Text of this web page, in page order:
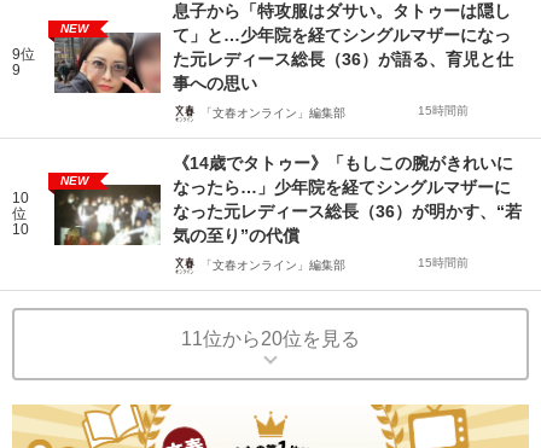
9位
9
NEW
息子から「特攻服はダサい。タトゥーは隠し
て」と…少年院を経てシングルマザーになっ
た元レディース総長（36）が語る、育児と仕
事への思い
「文春オンライン」編集部 15時間前
10
位
10
NEW
《14歳でタトゥー》「もしこの腕がきれいに
なったら…」少年院を経てシングルマザーに
なった元レディース総長（36）が明かす、“若
気の至り”の代償
「文春オンライン」編集部 15時間前
11位から20位を見る